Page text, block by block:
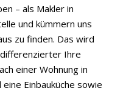
– als Makler in
und kümmern uns
zu finden. Das wird
Ihre
einer Wohnung in
Einbauküche sowie